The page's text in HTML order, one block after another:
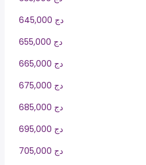
645,000 دج
655,000 دج
665,000 دج
675,000 دج
685,000 دج
695,000 دج
705,000 دج